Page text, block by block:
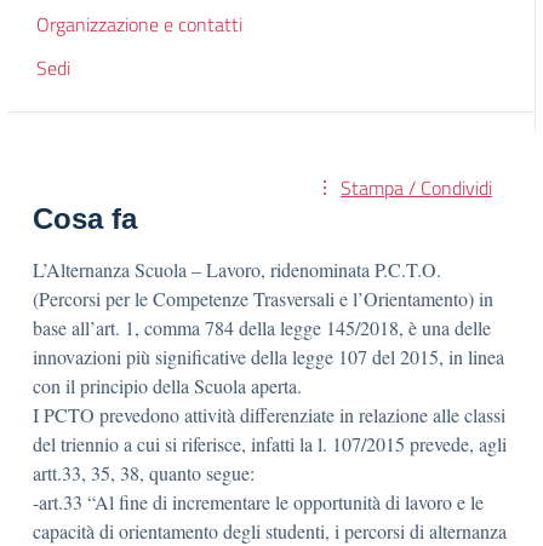
Organizzazione e contatti
Sedi
Stampa / Condividi
Cosa fa
L’Alternanza Scuola – Lavoro, ridenominata P.C.T.O.
(Percorsi per le Competenze Trasversali e l’Orientamento) in
base all’art. 1, comma 784 della legge 145/2018, è una delle
innovazioni più significative della legge 107 del 2015, in linea
con il principio della Scuola aperta.
I PCTO prevedono attività differenziate in relazione alle classi
del triennio a cui si riferisce, infatti la l. 107/2015 prevede, agli
artt.33, 35, 38, quanto segue:
-art.33 “Al fine di incrementare le opportunità di lavoro e le
capacità di orientamento degli studenti, i percorsi di alternanza